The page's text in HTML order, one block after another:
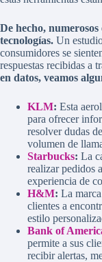
De hecho,
tecnologías. Un
consumidores se
respuestas recibidas a
en datos, veamos
KLM: Esta
para ofrecer
resolver dudas
volumen de
Starbucks: La
realizar pedidos
experiencia de
H&M: La
clientes a
estilo
Bank of
permite a sus
recibir alertas,